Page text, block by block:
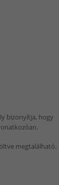
bizonyítja, hogy
megtalálható.